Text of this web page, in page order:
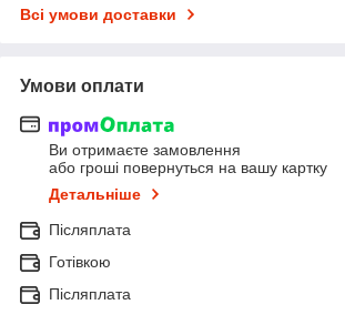
Всі умови доставки
Умови оплати
Ви отримаєте замовлення
або гроші повернуться на вашу картку
Детальніше
Післяплата
Готівкою
Післяплата